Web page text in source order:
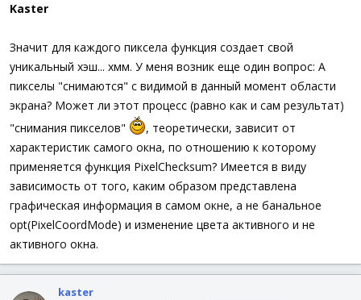
Kaster
Значит для каждого пиксела функция создает свой
уникальный хэш... хмм. У меня возник еще один вопрос: А
пикселы "снимаются" с видимой в данный момент области
экрана? Может ли этот процесс (равно как и сам результат)
"снимания пикселов"
, теоретически, зависит от
характеристик самого окна, по отношению к которому
применяется функция PixelChecksum? Имеется в виду
зависимость от того, каким образом представлена
графическая информация в самом окне, а не банальное
opt(PixelCoordMode) и изменение цвета активного и не
активного окна.
kaster